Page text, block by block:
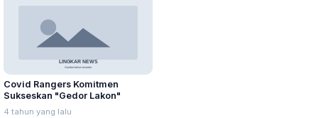
Covid Rangers Komitmen
Sukseskan "Gedor Lakon"
4 tahun yang lalu